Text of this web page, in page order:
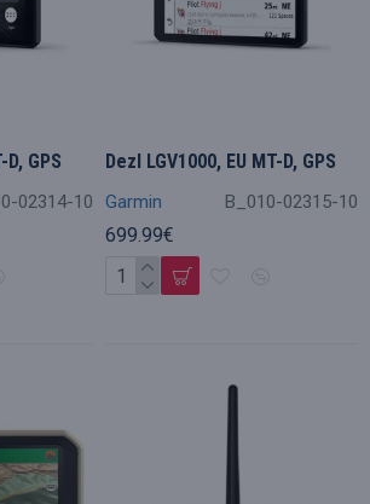
02314-10
D, GPS
Garmin B_010-02315-10
Dezl LGV1000, EU MT-D, GPS
699.99€